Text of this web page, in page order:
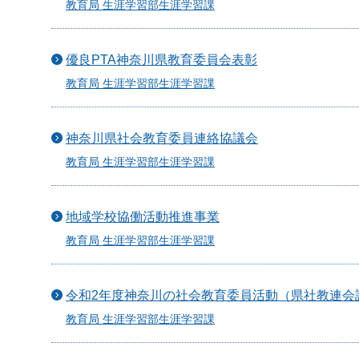
教育局 生涯学習部生涯学習課
優良PTA神奈川県教育委員会表彰
教育局 生涯学習部生涯学習課
神奈川県社会教育委員連絡協議会
教育局 生涯学習部生涯学習課
地域学校協働活動推進事業
教育局 生涯学習部生涯学習課
令和2年度神奈川の社会教育委員活動（県社教連会
教育局 生涯学習部生涯学習課